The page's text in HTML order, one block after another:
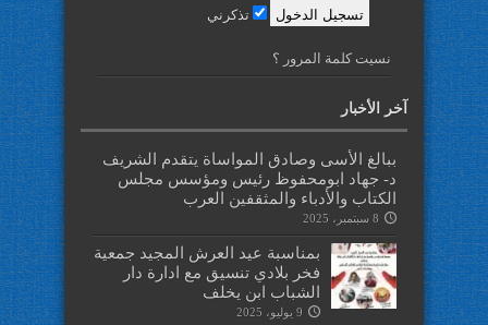
تذكرني
نسيت كلمة المرور ؟
آخر الأخبار
ببالغ الأسى وصادق المواساة يتقدم الشريف
د- جهاد ابومحفوظ رئيس ومؤسس مجلس
الكتاب والأدباء والمثقفين العرب
8 سبتمبر، 2025
بمناسبة عيد العرش المجيد جمعية
فخر بلادي تنسيق مع ادارة دار
الشباب ابن يخلف
9 يوليو، 2025